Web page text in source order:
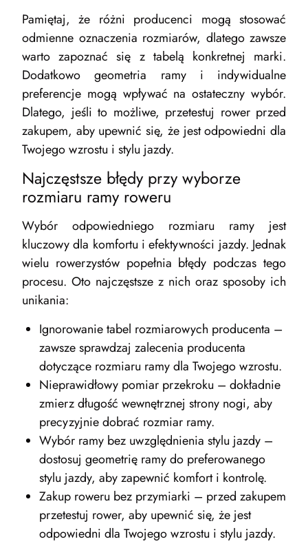
Pamiętaj, że różni producenci mogą stosować
odmienne oznaczenia rozmiarów, dlatego zawsze
warto zapoznać się z tabelą konkretnej marki.
Dodatkowo geometria ramy i indywidualne
preferencje mogą wpływać na ostateczny wybór.
Dlatego, jeśli to możliwe, przetestuj rower przed
zakupem, aby upewnić się, że jest odpowiedni dla
Twojego wzrostu i stylu jazdy.
Najczęstsze błędy przy wyborze
rozmiaru ramy roweru
Wybór odpowiedniego rozmiaru ramy jest
kluczowy dla komfortu i efektywności jazdy. Jednak
wielu rowerzystów popełnia błędy podczas tego
procesu. Oto najczęstsze z nich oraz sposoby ich
unikania:
Ignorowanie tabel rozmiarowych producenta –
zawsze sprawdzaj zalecenia producenta
dotyczące rozmiaru ramy dla Twojego wzrostu.
Nieprawidłowy pomiar przekroku – dokładnie
zmierz długość wewnętrznej strony nogi, aby
precyzyjnie dobrać rozmiar ramy.
Wybór ramy bez uwzględnienia stylu jazdy –
dostosuj geometrię ramy do preferowanego
stylu jazdy, aby zapewnić komfort i kontrolę.
Zakup roweru bez przymiarki – przed zakupem
przetestuj rower, aby upewnić się, że jest
odpowiedni dla Twojego wzrostu i stylu jazdy.